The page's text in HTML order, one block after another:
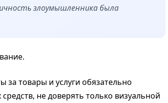
злоумышленника была
товары и услуги обязательно
не доверять только визуальной